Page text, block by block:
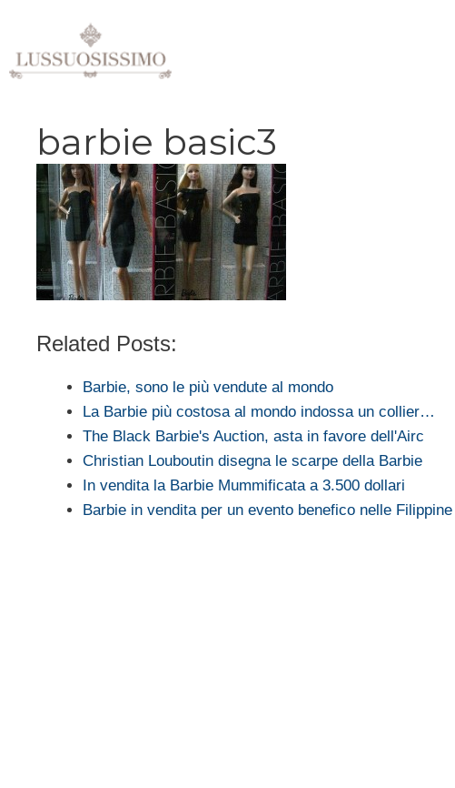
contenuto
barbie basic3
Related Posts:
Barbie, sono le più vendute al mondo
La Barbie più costosa al mondo indossa un collier…
The Black Barbie's Auction, asta in favore dell'Airc
Christian Louboutin disegna le scarpe della Barbie
In vendita la Barbie Mummificata a 3.500 dollari
Barbie in vendita per un evento benefico nelle Filippine